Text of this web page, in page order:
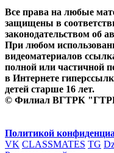
Все права на любые
защищены в
законодательством об
При любом
видеоматериалов
полной или частичной
в Интернете
детей старше 16 лет.
© Филиал ВГТРК
Политикой
VK CLASSMATES TG